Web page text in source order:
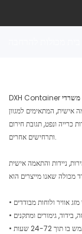
משרדי
אישית, המתאימים למגוון
כרייה ונפט, תגובת חירום
ותרחישים אחרים.
ניידות והתאמה אישית
אוויר ולוחות מבודדים
בידוד, גימורים ומתקנים
24-72 שעות